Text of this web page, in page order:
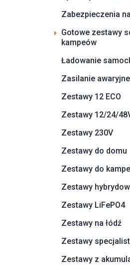
Zabezpieczenia
Gotowe zestawy
kampeów
Ładowanie
Zasilanie
Zestawy 12 ECO
Zestawy 12/24/
Zestawy 230V
Zestawy do domu
Zestawy do
Zestawy
Zestawy LiFePO4
Zestawy na łódź
Zestawy
Zestawy z